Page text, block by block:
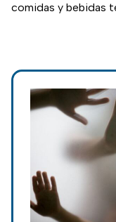
comidas y bebidas